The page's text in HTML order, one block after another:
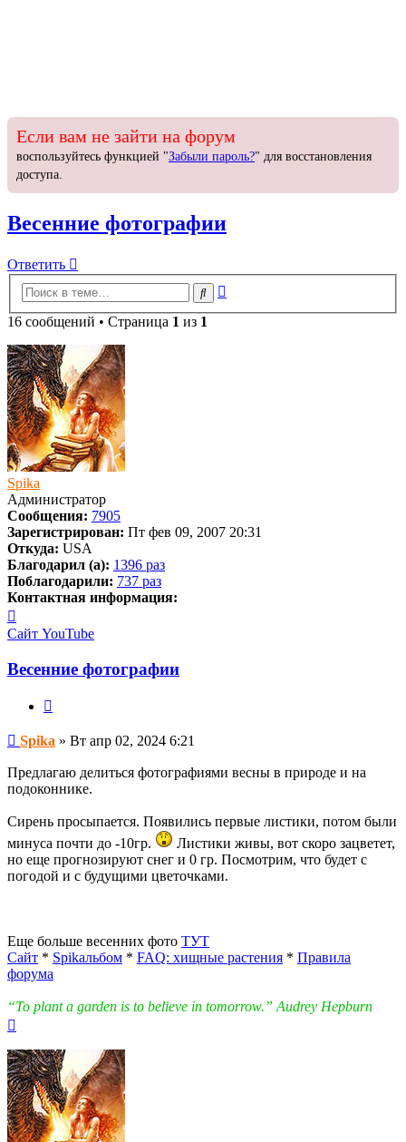
Если вам не зайти на форум
воспользуйтесь функцией "Забыли пароль?" для восстановления
доступа.
Весенние фотографии
Ответить
Ответить
Поиск
16 сообщений • Страница 1 из 1
Spika
Администратор
Сообщения: 7905
Зарегистрирован: Пт фев 09, 2007 20:31
Откуда: USA
Благодарил (а): 1396 раз
Поблагодарили: 737 раз
Контактная информация:
информация
пользователя
Spika
Сайт YouTube
Весенние фотографии
Сообщение
Spika » Вт апр 02, 2024 6:21
Предлагаю делиться фотографиями весны в природе и на
подоконнике.
Сирень просыпается. Появились первые листики, потом были
минуса почти до -10гр.
Листики живы, вот скоро зацветет,
но еще прогнозируют снег и 0 гр. Посмотрим, что будет с
погодой и с будущими цветочками.
Еще больше весенних фото ТУТ
Сайт * Spikальбом * FAQ: хищные растения * Правила
форума
“To plant a garden is to believe in tomorrow.” Audrey Hepburn
началу